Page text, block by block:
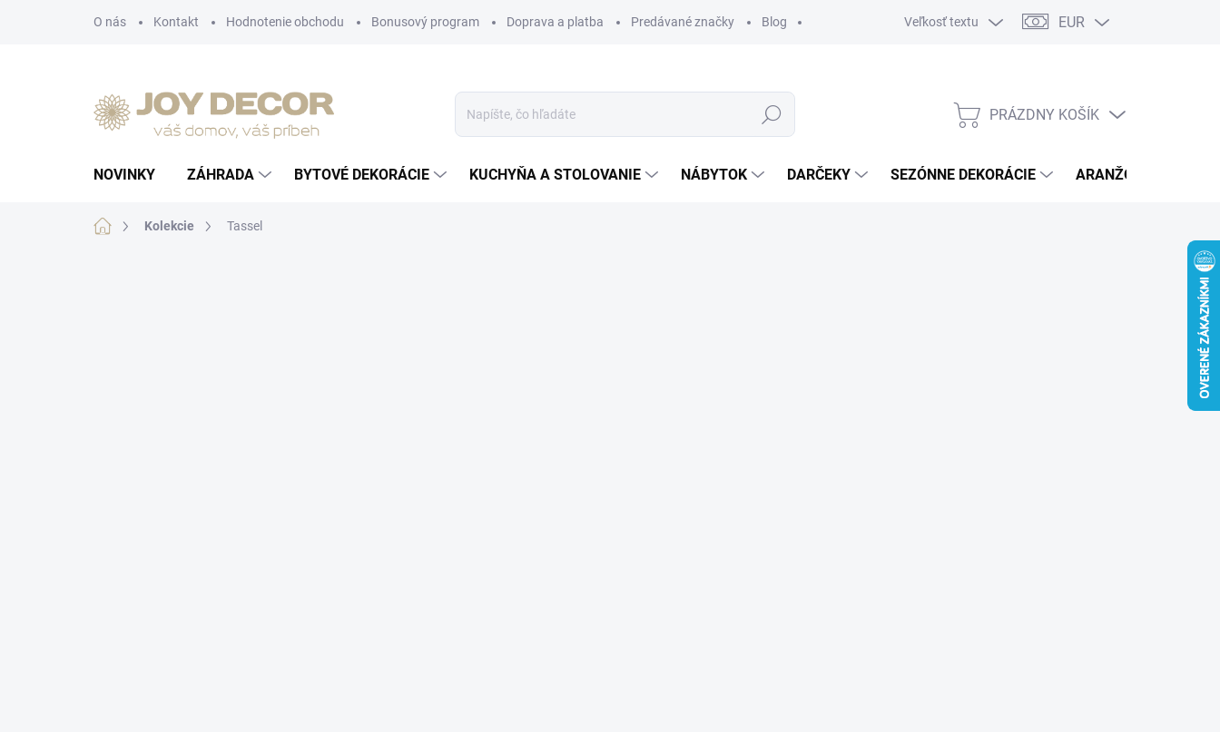
O nás Kontakt Hodnotenie obchodu Bonusový program Doprava a platba Predávané značky Blog Veľkosť textu EUR
Hľadať
NÁKUPNÝ
PRÁZDNY KOŠÍK
NOVINKY ZÁHRADA BYTOVÉ DEKORÁCIE KUCHYŇA A STOLOVANIE NÁBYTOK DARČEKY SEZÓNNE DEKORÁCIE ARANŽOVACÍ
DomovKolekcie Tassel